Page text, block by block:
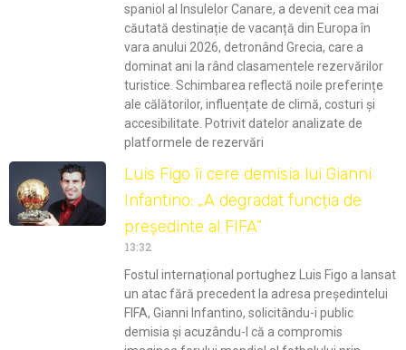
spaniol al Insulelor Canare, a devenit cea mai
căutată destinație de vacanță din Europa în
vara anului 2026, detronând Grecia, care a
dominat ani la rând clasamentele rezervărilor
turistice. Schimbarea reflectă noile preferințe
ale călătorilor, influențate de climă, costuri și
accesibilitate. Potrivit datelor analizate de
platformele de rezervări
Luis Figo îi cere demisia lui Gianni
Infantino: „A degradat funcția de
președinte al FIFA”
13:32
Fostul internațional portughez Luis Figo a lansat
un atac fără precedent la adresa președintelui
FIFA, Gianni Infantino, solicitându-i public
demisia și acuzându-l că a compromis